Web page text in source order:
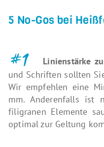
5 No-Gos bei
#1 Linienstärke
und Schriften sollten
Wir empfehlen eine
mm. Anderenfalls ist
filigranen Elemente
optimal zur Geltung